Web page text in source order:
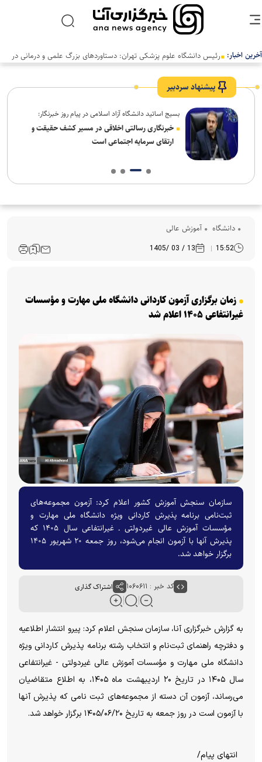
آخرین اخبار: رئیس دانشگاه علوم پزشکی تهران: دستاوردهای بزرگ علمی و درمانی در
پیشنهاد سردبیر
بسیج اساتید دانشگاه آزاد اسلامی در پیام روز خبرنگار:
خبرنگاری رسالتی اخلاقی در مسیر کشف حقیقت و
ارتقای سرمایه اجتماعی است
دانشگاه آموزش عالی
15:52
13 / 03 /1405
زمان برگزاری آزمون کاردانی دانشگاه ملی مهارت و مؤسسات
غیرانتفاعی ۱۴۰۵ اعلام شد
سازمان سنجش آموزش کشور اعلام کرد: آزمون مجموعه‌های
ثبت‌نامی برنامه پذیرش کاردانی ویژه دانشگاه ملی مهارت و
مؤسسات آموزش عالی غیردولتی ـ غیرانتفاعی سال ۱۴۰۵ که
پذیرش آنها با آزمون انجام می‌شود، روز جمعه ۲۰ شهریور ۱۴۰۵
برگزار خواهد شد.
کد خبر : ۱۰۶۰۶۱۱ اشتراک گذاری
به گزارش خبرگزاری آنا، سازمان سنجش اعلام کرد: پیرو انتشار اطلاعیه
و دفترچه راهنمای ثبت‌نام و انتخاب رشته برنامه پذیرش کاردانی ویژه
دانشگاه ملی مهارت و مؤسسات آموزش عالی غیردولتی - غیرانتفاعی
سال ۱۴۰۵ در تاریخ ۲۰ اردیبهشت ماه ۱۴۰۵، به اطلاع متقاضیان
می‌رساند، آزمون آن دسته از مجموعه‌های ثبت نامی که پذیرش آنها
با آزمون است در روز جمعه به تاریخ ۱۴۰۵/۰۶/۲۰ برگزار خواهد شد.
انتهای پیام/